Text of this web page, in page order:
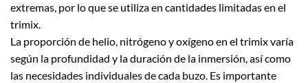
extremas, por lo que se utiliza en cantidades limitadas en el
trimix.
La proporción de helio, nitrógeno y oxígeno en el trimix varía
según la profundidad y la duración de la inmersión, así como
las necesidades individuales de cada buzo. Es importante